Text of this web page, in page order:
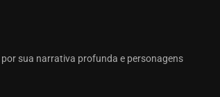
sua narrativa profunda e personagens